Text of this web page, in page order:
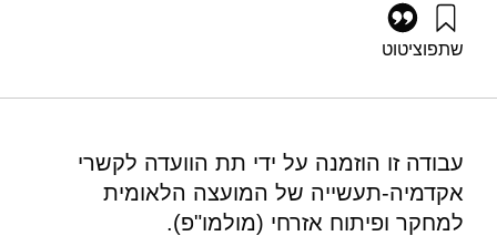
שתפוציטוט
models-indicators
עבודה זו הוזמנה על ידי תת הוועדה לקשרי
אקדמיה-תעשייה של המועצה הלאומית
למחקר ופיתוח אזרחי (מולמו"פ).